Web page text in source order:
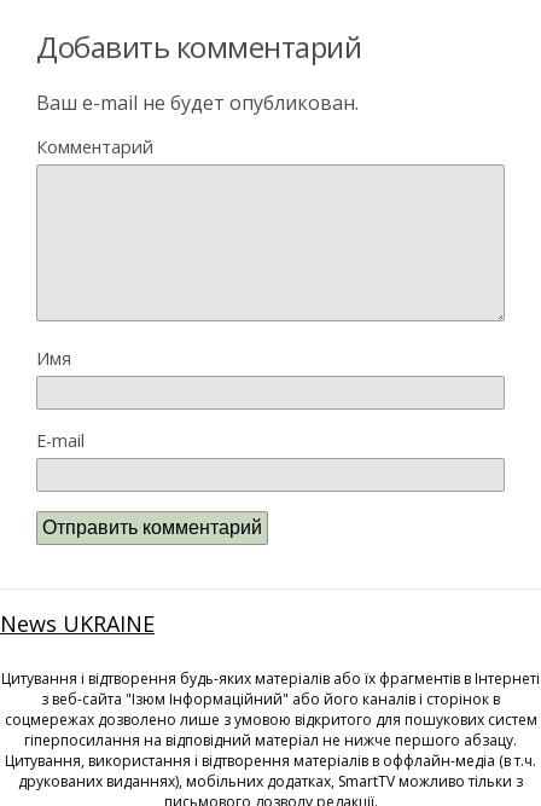
Добавить комментарий
Ваш e-mail не будет опубликован.
Комментарий
Имя
E-mail
News UKRAINE
Цитування і відтворення будь-яких матеріалів або їх фрагментів в Інтернеті
з веб-сайта "Ізюм Інформаційний" або його каналів і сторінок в
соцмережах дозволено лише з умовою відкритого для пошукових систем
гіперпосилання на відповідний матеріал не нижче першого абзацу.
Цитування, використання і відтворення матеріалів в оффлайн-медіа (в т.ч.
друкованих виданнях), мобільних додатках, SmartTV можливо тільки з